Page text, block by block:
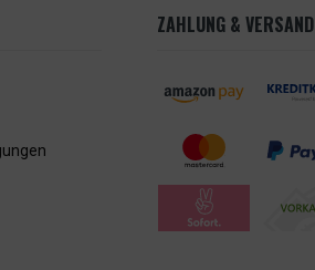
ZAHLUNG & VERSAND